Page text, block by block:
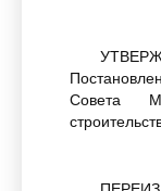
Совета